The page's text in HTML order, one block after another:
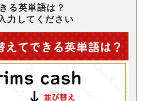
る英単語は？
力してください